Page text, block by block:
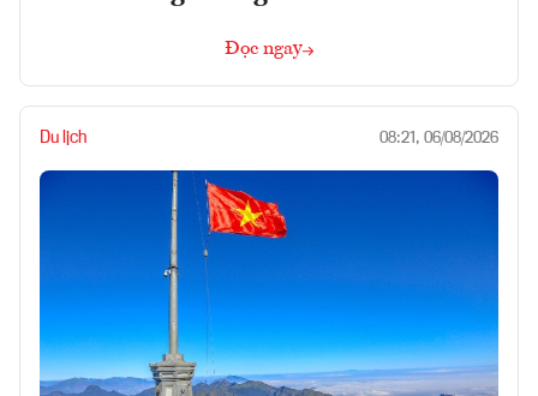
Đọc ngay
Du lịch 08:21, 06/08/2026